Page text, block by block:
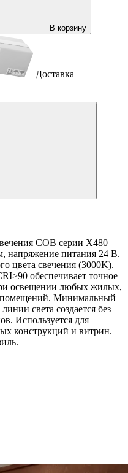
В корзину
Доставка
COB серии X480
питания 24 В.
цвета свечения (3000K).
обеспечивает точное
освещении любых жилых,
Минимальный
света создается без
Используется для
конструкций и витрин.